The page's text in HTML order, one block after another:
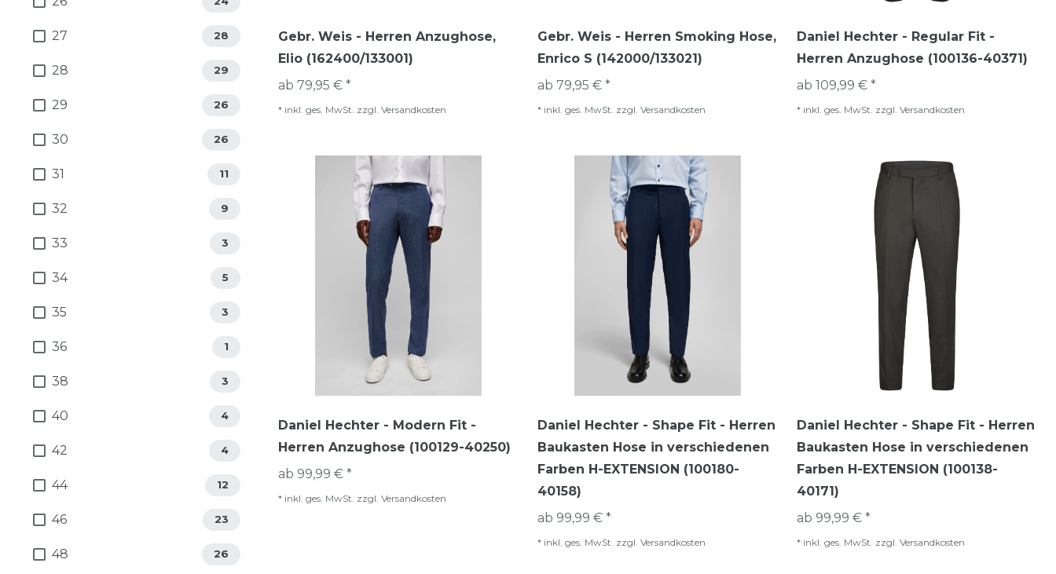
27 28
28 29
29 26
30 26
31 11
32 9
33 3
34 5
35 3
36 1
38 3
40 4
42 4
44 12
46 23
48 26
Gebr. Weis - Herren Anzughose,
Elio (162400/133001)
ab 79,95 € *
* inkl. ges. MwSt. zzgl. Versandkosten
Gebr. Weis - Herren Smoking Hose,
Enrico S (142000/133021)
ab 79,95 € *
* inkl. ges. MwSt. zzgl. Versandkosten
Daniel Hechter - Regular Fit -
Herren Anzughose (100136-40371)
ab 109,99 € *
* inkl. ges. MwSt. zzgl. Versandkosten
Daniel Hechter - Modern Fit -
Herren Anzughose (100129-40250)
ab 99,99 € *
* inkl. ges. MwSt. zzgl. Versandkosten
Daniel Hechter - Shape Fit - Herren
Baukasten Hose in verschiedenen
Farben H-EXTENSION (100180-
40158)
ab 99,99 € *
* inkl. ges. MwSt. zzgl. Versandkosten
Daniel Hechter - Shape Fit - Herren
Baukasten Hose in verschiedenen
Farben H-EXTENSION (100138-
40171)
ab 99,99 € *
* inkl. ges. MwSt. zzgl. Versandkosten